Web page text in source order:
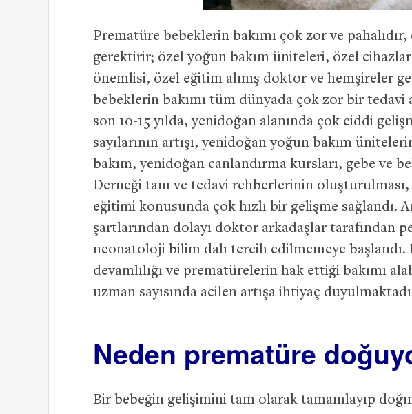
Prematüre bebeklerin bakımı çok zor ve
gerektirir; özel yoğun bakım üniteleri, özel
önemlisi, özel eğitim almış doktor ve hemşireler
bebeklerin bakımı tüm dünyada çok zor bir tedavi
son 10-15 yılda, yenidoğan alanında çok ciddi
sayılarının artışı, yenidoğan yoğun bakım
bakım, yenidoğan canlandırma kursları, gebe ve
Derneği tanı ve tedavi rehberlerinin
eğitimi konusunda çok hızlı bir gelişme sağlandı.
şartlarından dolayı doktor arkadaşlar tarafından
neonatoloji bilim dalı tercih edilmemeye başlandı.
devamlılığı ve prematürelerin hak ettiği bakımı
uzman sayısında acilen artışa ihtiyaç
Neden prematüre
Bir bebeğin gelişimini tam olarak tamamlayıp